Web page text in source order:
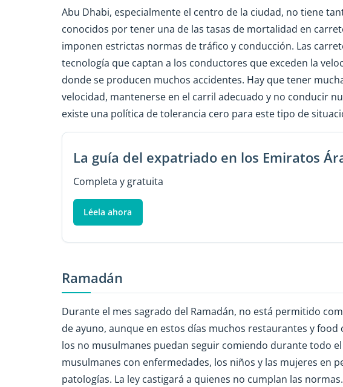
Abu Dhabi, especialmente el centro de la ciudad, no tiene
conocidos por tener una de las tasas de mortalidad en
imponen estrictas normas de tráfico y conducción. Las
tecnología que captan a los conductores que exceden la
donde se producen muchos accidentes. Hay que tener
velocidad, mantenerse en el carril adecuado y no conducir
existe una política de tolerancia cero para este tipo de
La guía del expatriado en los Emiratos
Completa y gratuita
Léela ahora
Ramadán
Durante el mes sagrado del Ramadán, no está permitido
de ayuno, aunque en estos días muchos restaurantes y
los no musulmanes puedan seguir comiendo durante todo
musulmanes con enfermedades, los niños y las mujeres en
patologías. La ley castigará a quienes no cumplan las